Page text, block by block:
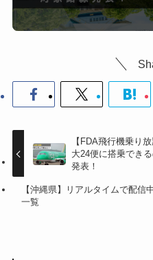
【FDA飛行機乗り
大24便に搭乗でき
発表！
【沖縄県】リアルタイムで配信
一覧